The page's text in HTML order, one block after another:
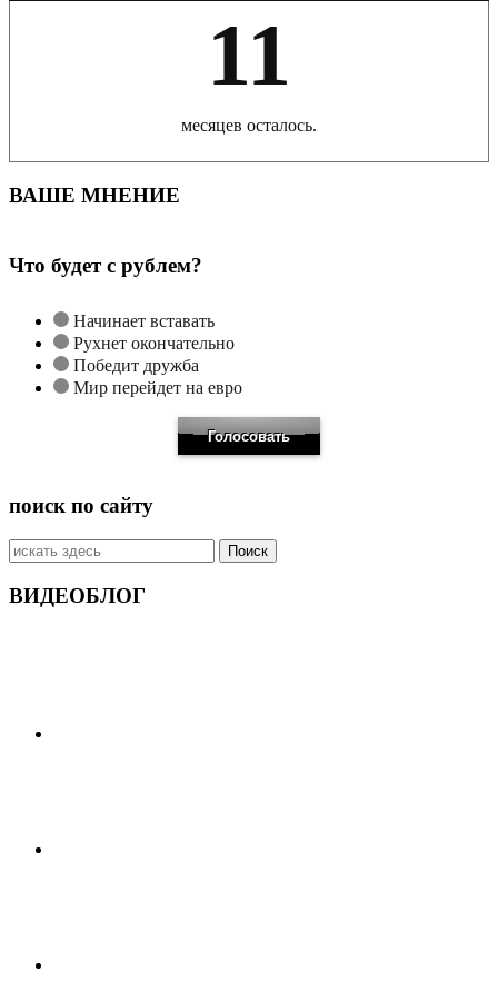
11
месяцев осталось.
ВАШЕ МНЕНИЕ
Что будет с рублем?
Начинает вставать
Рухнет окончательно
Победит дружба
Мир перейдет на евро
поиск по сайту
Искать:
ВИДЕОБЛОГ